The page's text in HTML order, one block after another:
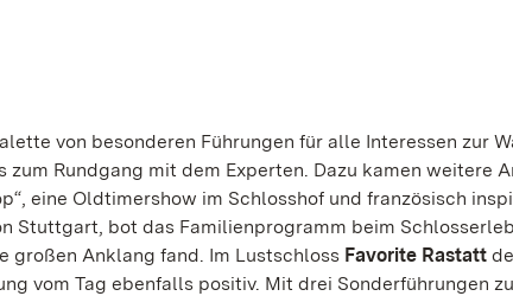
von besonderen Führungen für alle Interessen zur
Rundgang mit dem Experten. Dazu kamen weitere
eine Oldtimershow im Schlosshof und französisch
Stuttgart, bot das Familienprogramm beim
großen Anklang fand. Im Lustschloss Favorite Rastatt
vom Tag ebenfalls positiv. Mit drei Sonderführungen